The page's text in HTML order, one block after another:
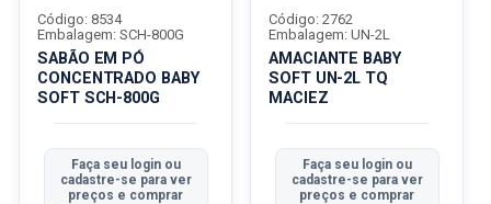
SABÃO EM PÓ
CONCENTRADO BABY
SOFT SCH-800G
Código: 8534
Embalagem: SCH-800G
Faça seu login ou
cadastre-se para ver
preços e comprar
AMACIANTE BABY
SOFT UN-2L TQ
MACIEZ
Código: 2762
Embalagem: UN-2L
Faça seu login ou
cadastre-se para ver
preços e comprar